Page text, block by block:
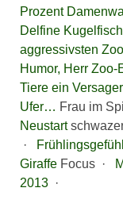
Prozent
Delfine
aggressivsten
Humor, Herr Zoo-
Tiere ein
Ufer… Frau im
Neustart
·
GiraffeFocus ·
2013·